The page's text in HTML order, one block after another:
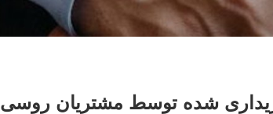
شده توسط مشتریان روسی